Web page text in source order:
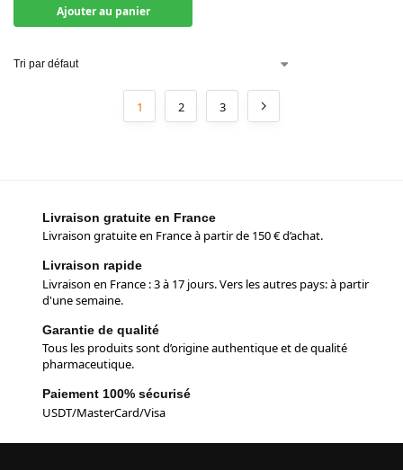
Ajouter au panier
1 2 3
Livraison gratuite en France
Livraison gratuite en France à partir de 150 € d’achat.
Livraison rapide
Livraison en France : 3 à 17 jours. Vers les autres pays: à partir
d'une semaine.
Garantie de qualité
Tous les produits sont d’origine authentique et de qualité
pharmaceutique.
Paiement 100% sécurisé
USDT/MasterCard/Visa